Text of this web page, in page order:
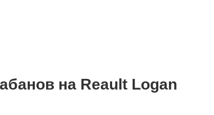
на Reault Logan